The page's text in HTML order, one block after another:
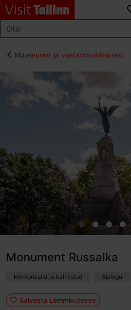
Muuseumid ja vaatamisväärsused
Monument Russalka
Memoriaalid ja kalmistud Ajalugu
Salvesta Lemmikutesse